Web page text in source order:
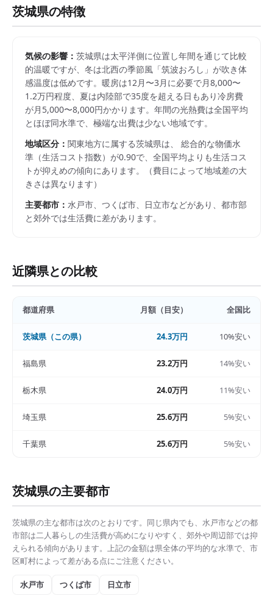
茨城県の特徴
気候の影響： 茨城県は太平洋側に位置し年間を通じて比較
的温暖ですが、冬は北西の季節風「筑波おろし」が吹き体
感温度は低めです。暖房は12月〜3月に必要で月8,000〜
1.2万円程度、夏は内陸部で35度を超える日もあり冷房費
が月5,000〜8,000円かかります。年間の光熱費は全国平均
とほぼ同水準で、極端な出費は少ない地域です。
地域区分： 関東地方に属する茨城県は、 総合的な物価水
準（生活コスト指数）が0.90で、 全国平均よりも生活コス
トが抑えめの傾向にあります。
（費目によって地域差の大
きさは異なります）
主要都市： 水戸市、つくば市、日立市などがあり、都市部
と郊外では生活費に差があります。
近隣県との比較
都道府県 月額（目安） 全国比
茨城県（この県） 24.3万円 10%安い
福島県 23.2万円 14%安い
栃木県 24.0万円 11%安い
埼玉県 25.6万円 5%安い
千葉県 25.6万円 5%安い
茨城県の主要都市
茨城県の主な都市は次のとおりです。同じ県内でも、 水戸市などの都
市部は二人暮らしの生活費が高めになりやすく、郊外や周辺部では抑
えられる傾向があります。上記の金額は県全体の平均的な水準で、市
区町村によって差がある点にご注意ください。
水戸市 つくば市 日立市